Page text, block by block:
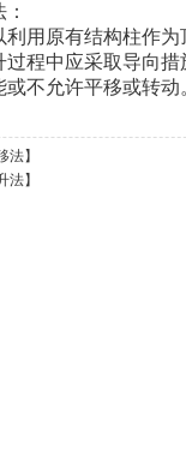
利用原有结构柱作
过程中应采取导向
不允许平移或转动
法】
法】